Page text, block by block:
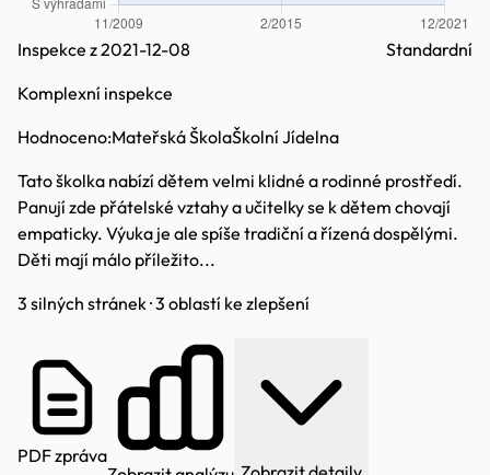
Inspekce z 2021-12-08
Komplexní inspekce
Standardní
Hodnoceno:Mateřská ŠkolaŠkolní Jídelna
Tato školka nabízí dětem velmi klidné a rodinné prostředí.
Panují zde přátelské vztahy a učitelky se k dětem chovají
empaticky. Výuka je ale spíše tradiční a řízená dospělými.
Děti mají málo příležito...
3 silných stránek · 3 oblastí ke zlepšení
PDF zpráva